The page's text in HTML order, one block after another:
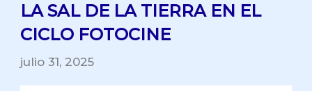
LA SAL DE LA TIERRA EN EL
CICLO FOTOCINE
julio 31, 2025